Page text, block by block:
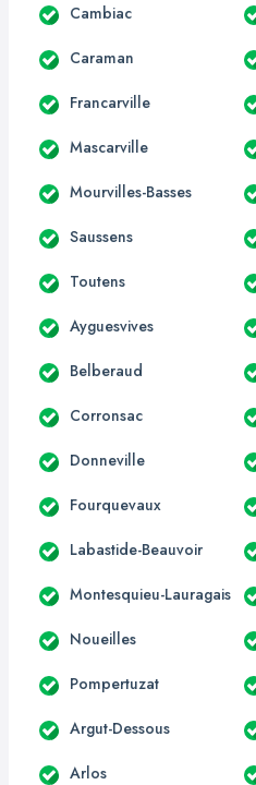
Cambiac
Caraman
Francarville
Mascarville
Mourvilles-Basses
Saussens
Toutens
Ayguesvives
Belberaud
Corronsac
Donneville
Fourquevaux
Labastide-Beauvoir
Montesquieu-Lauragais
Noueilles
Pompertuzat
Argut-Dessous
Arlos